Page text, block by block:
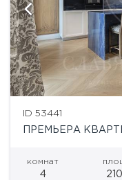
ID 53441
ПРЕМЬЕРА
комнат
4